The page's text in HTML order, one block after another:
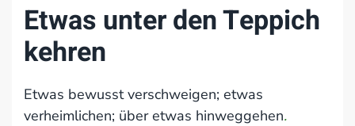
Etwas unter den Teppich
kehren
Etwas bewusst verschweigen; etwas
verheimlichen; über etwas hinweggehen.